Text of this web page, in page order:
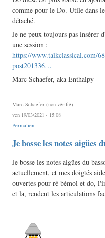
comme pour le Do. Utile dans
détaché.
Je ne peux toujours pas insérer
une session :
https://www.talkclassical.com/
post201336…
Marc Schaefer, aka Enthalpy
Marc Schaefer (non vérifié)
ven 19/03/2021 - 15:08
Permalien
Je bosse les notes aigües
Je bosse les notes aigües du
actuellement, et mes doigtés
ouvertes pour ré bémol et do,
et la, rendent les articulations